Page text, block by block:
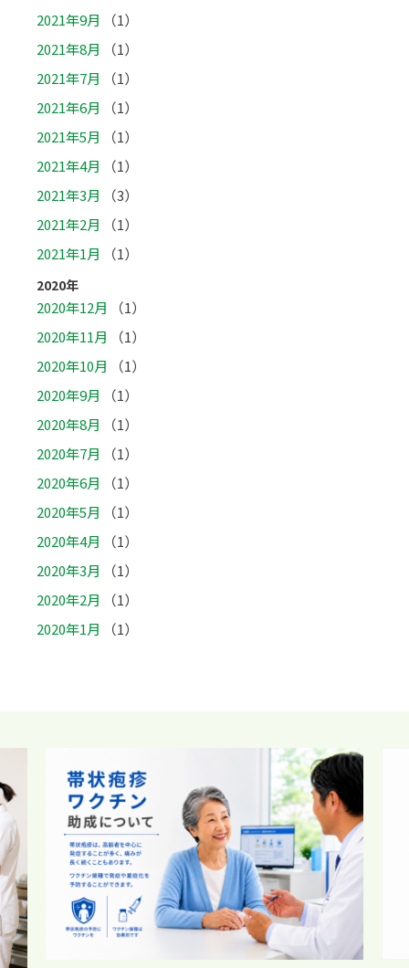
2021年9月
（1）
2021年8月
（1）
2021年7月
（1）
2021年6月
（1）
2021年5月
（1）
2021年4月
（1）
2021年3月
（3）
2021年2月
（1）
2021年1月
（1）
2020年
2020年12月
（1）
2020年11月
（1）
2020年10月
（1）
2020年9月
（1）
2020年8月
（1）
2020年7月
（1）
2020年6月
（1）
2020年5月
（1）
2020年4月
（1）
2020年3月
（1）
2020年2月
（1）
2020年1月
（1）